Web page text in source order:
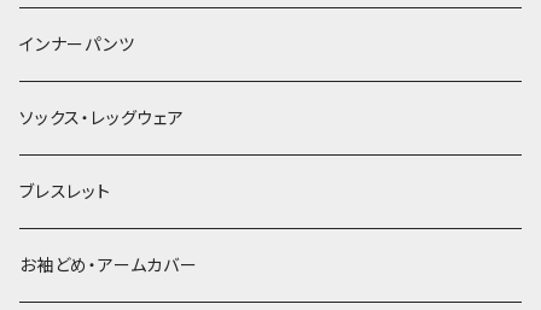
簪
インナーパンツ
ソックス・レッグウェア
ブレスレット
お袖どめ・アームカバー